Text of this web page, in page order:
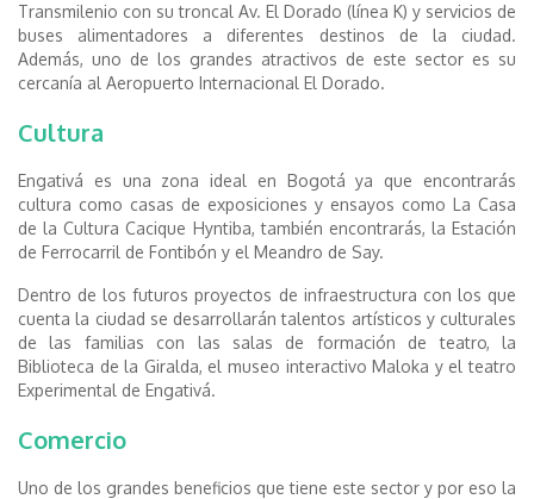
Transmilenio con su troncal Av. El Dorado (línea K) y servicios de
buses alimentadores a diferentes destinos de la ciudad.
Además, uno de los grandes atractivos de este sector es su
cercanía al Aeropuerto Internacional El Dorado.
Cultura
Engativá es una zona ideal en Bogotá ya que encontrarás
cultura como casas de exposiciones y ensayos como La Casa
de la Cultura Cacique Hyntiba, también encontrarás, la Estación
de Ferrocarril de Fontibón y el Meandro de Say.
Dentro de los futuros proyectos de infraestructura con los que
cuenta la ciudad se desarrollarán talentos artísticos y culturales
de las familias con las salas de formación de teatro, la
Biblioteca de la Giralda, el museo interactivo Maloka y el teatro
Experimental de Engativá.
Comercio
Uno de los grandes beneficios que tiene este sector y por eso la